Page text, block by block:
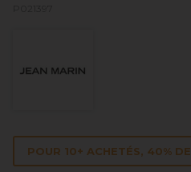
POUR 10+ ACHETÉS, 40%